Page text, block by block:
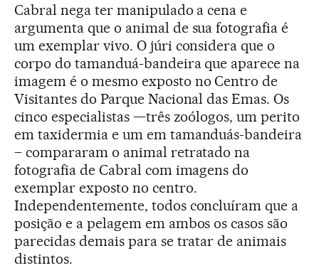
Cabral nega ter manipulado a cena e
argumenta que o animal de sua fotografia é
um exemplar vivo. O júri considera que o
corpo do tamanduá-bandeira que aparece na
imagem é o mesmo exposto no Centro de
Visitantes do Parque Nacional das Emas. Os
cinco especialistas —três zoólogos, um perito
em taxidermia e um em tamanduás-bandeira
– compararam o animal retratado na
fotografia de Cabral com imagens do
exemplar exposto no centro.
Independentemente, todos concluíram que a
posição e a pelagem em ambos os casos são
parecidas demais para se tratar de animais
distintos.